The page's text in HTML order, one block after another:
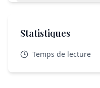
Un parent élu peut-il
Pourquoi votre vote
Statistiques
Temps de lecture